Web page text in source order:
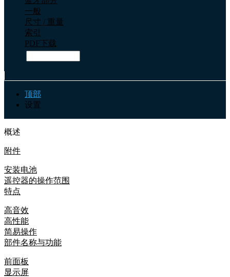
一般
尺寸 / 重量
索引
PDF下载
顶部
设置
概述
附件
安装电池
遥控器的操作范围
特点
高音效
高性能
简易操作
部件名称与功能
前面板
显示屏